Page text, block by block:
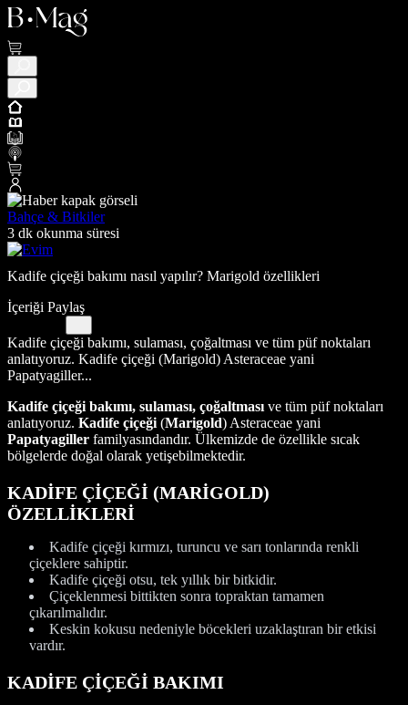
Bahçe & Bitkiler
3 dk okunma süresi
Kadife çiçeği bakımı nasıl yapılır? Marigold özellikleri
İçeriği Paylaş
Kadife çiçeği bakımı, sulaması, çoğaltması ve tüm püf noktaları
anlatıyoruz. Kadife çiçeği (Marigold) Asteraceae yani
Papatyagiller...
Kadife çiçeği bakımı, sulaması, çoğaltması ve tüm püf noktaları
anlatıyoruz. Kadife çiçeği (Marigold) Asteraceae yani
Papatyagiller familyasındandır. Ülkemizde de özellikle sıcak
bölgelerde doğal olarak yetişebilmektedir.
KADİFE ÇİÇEĞİ (MARİGOLD)
ÖZELLİKLERİ
Kadife çiçeği kırmızı, turuncu ve sarı tonlarında renkli
çiçeklere sahiptir.
Kadife çiçeği otsu, tek yıllık bir bitkidir.
Çiçeklenmesi bittikten sonra topraktan tamamen
çıkarılmalıdır.
Keskin kokusu nedeniyle böcekleri uzaklaştıran bir etkisi
vardır.
KADİFE ÇİÇEĞİ BAKIMI